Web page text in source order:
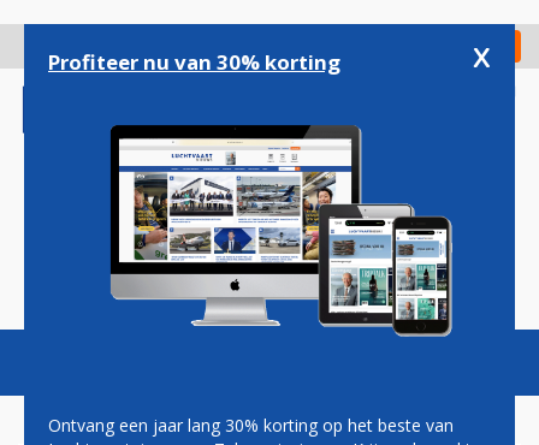
gaan
Check in
Magazine Podcasts Vacatures
Profiteer nu van 30% korting x
Ontvang een jaar lang 30% korting op het beste van